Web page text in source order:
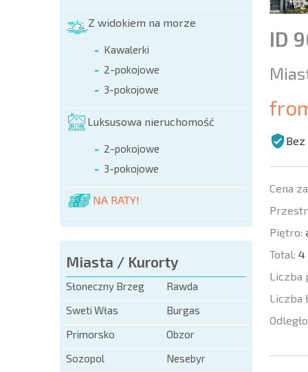
Z widokiem na morze
Kawalerki
2-pokojowe
3-pokojowe
Luksusowa nieruchomość
2-pokojowe
3-pokojowe
NA RATY!
Miasta / Kurorty
Słoneczny Brzeg
Rawda
Sweti Włas
Burgas
Primorsko
Obzor
Sozopol
Nesebyr
ID
Cena
Piętro:
Total: 4
Liczba
Liczba